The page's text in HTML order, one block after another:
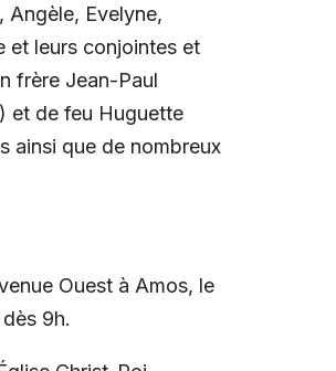
Angèle, Evelyne,
et leurs conjointes et
frère Jean-Paul
et de feu Huguette
ainsi que de nombreux
Ouest à Amos, le
9h.